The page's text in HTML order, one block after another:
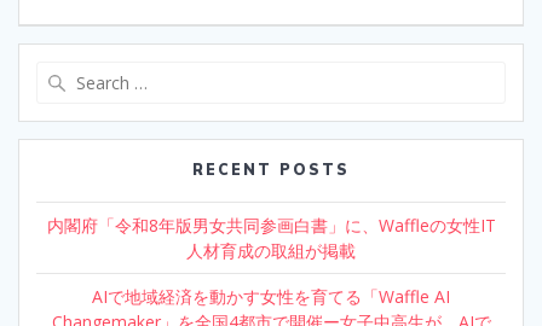
RECENT POSTS
内閣府「令和8年版男女共同参画白書」に、Waffleの女性IT
人材育成の取組が掲載
AIで地域経済を動かす女性を育てる「Waffle AI
Changemaker」を全国4都市で開催ー女子中高生が、AIで